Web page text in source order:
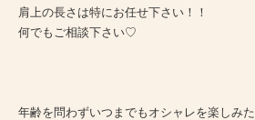
肩上の長さは特にお任せ下さい！！
何でもご相談下さい♡
年齢を問わずいつまでもオシャレを楽しみ